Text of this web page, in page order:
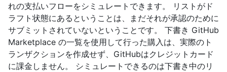
れの支払いフローをシミュレートできます。 リストがド
ラフト状態にあるということは、まだそれが承認のために
サブミットされていないということです。 下書き GitHub
Marketplace の一覧を使用して行った購入は、実際のト
ランザクションを作成せず、GitHubはクレジットカード
に課金しません。 シミュレートできるのは下書き中のリ